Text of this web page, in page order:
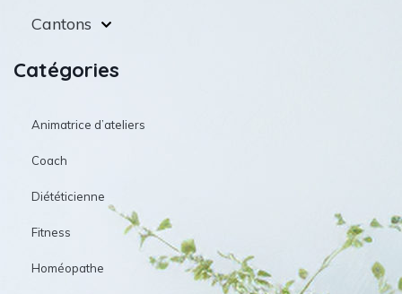
Cantons
Catégories
Animatrice d’ateliers
Coach
Diététicienne
Fitness
Homéopathe